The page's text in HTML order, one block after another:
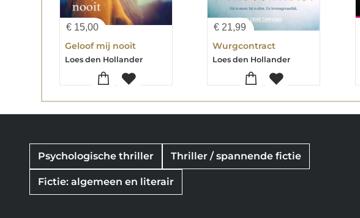
€ 15,00
Geloof mij nooit
Loes den Hollander
€ 21,99
Wurgcontract
Loes den Hollander
Psychologische thriller Thriller / spannende fictie
Fictie: algemeen en literair